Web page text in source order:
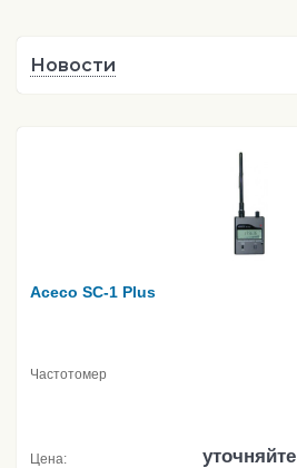
Новости
Aceco SC-1 Plus
Частотомер
Цена: уточняйте